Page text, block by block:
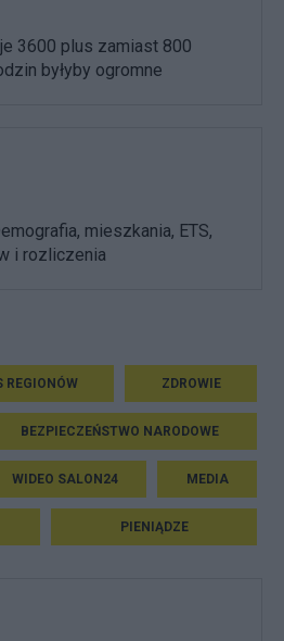
3600 plus zamiast 800
byłyby ogromne
mieszkania, ETS,
i rozliczenia
REGIONÓW ZDROWIE
BEZPIECZEŃSTWO NARODOWE
WIDEO SALON24 MEDIA
PIENIĄDZE